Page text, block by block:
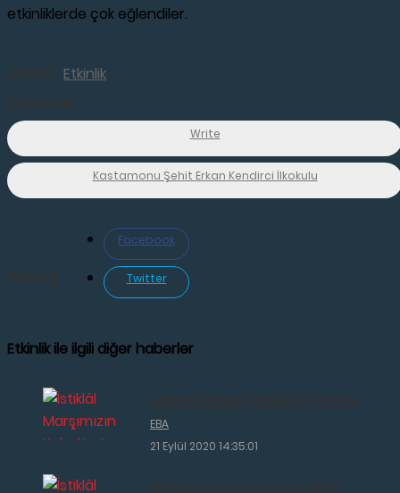
etkinliklerde çok eğlendiler.
Etkinlik
Write
Kastamonu Şehit Erkan Kendirci İlkokulu
Facebook
Twitter
Etkinlik ile ilgili diğer haberler
EBA
21 Eylül 2020 14:35:01